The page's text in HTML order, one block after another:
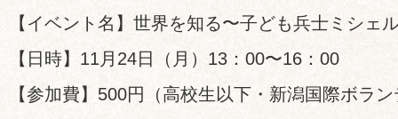
【イベント名】世界を知る〜子ども兵士ミシェ
【日時】11月24日（月）13：00〜16：00
【参加費】500円（高校生以下・新潟国際ボラ